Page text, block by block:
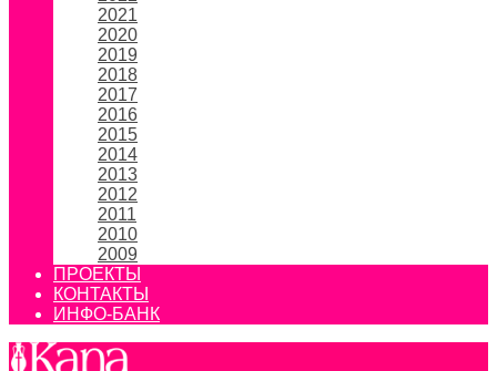
2021
2020
2019
2018
2017
2016
2015
2014
2013
2012
2011
2010
2009
ПРОЕКТЫ
КОНТАКТЫ
ИНФО-БАНК